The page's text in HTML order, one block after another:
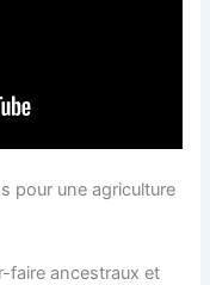
pour une agriculture
faire ancestraux et